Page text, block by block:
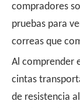
compradores
pruebas para
correas que
Al comprender
cintas
de resistencia